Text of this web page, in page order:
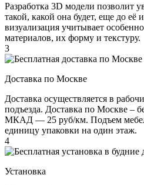
Разработка 3D модели позволит
такой, какой она будет, еще до её
визуализация учитывает
материалов, их форму и текстуру.
3
Доставка по Москве
Доставка осуществляется в
подъезда. Доставка по Москве –
МКАД — 25 руб/км. Подъем
единицу упаковки на один этаж.
4
Установка